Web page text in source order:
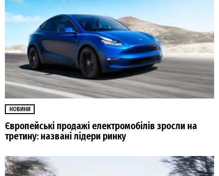
НОВИНИ
Європейські продажі електромобілів зросли на
третину: названі лідери ринку